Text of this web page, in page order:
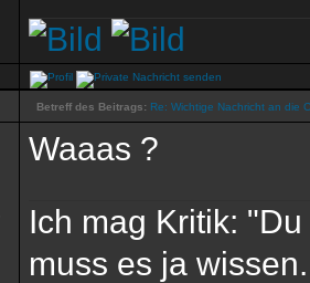
Betreff des Beitrags: Re: Wichtige Nachricht an die
Waaas ?
Ich mag Kritik:
muss es ja